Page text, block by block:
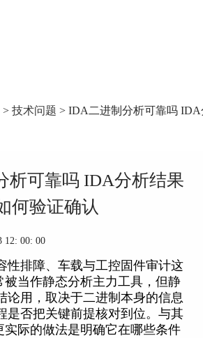
> 技术问题 > IDA二进制分析可靠吗
析可靠吗 IDA分析结果
何验证确认
12: 00: 00
性排障、车载与工控固件审计这
当作静态分析主力工具，但静
论用，取决于二进制本身的信息
是否把关键前提核对到位。与其
际的做法是明确它在哪些条件